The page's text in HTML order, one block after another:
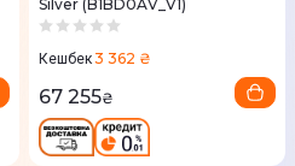
Silver (B1BD0AV_V1)
Кешбек3 362 ₴
67 255₴